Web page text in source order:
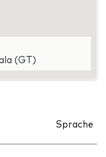
(GT)
Sprache